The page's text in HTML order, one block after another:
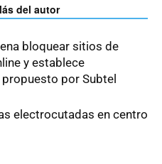
del autor
bloquear sitios de
y establece
por Subtel
electrocutadas en centro